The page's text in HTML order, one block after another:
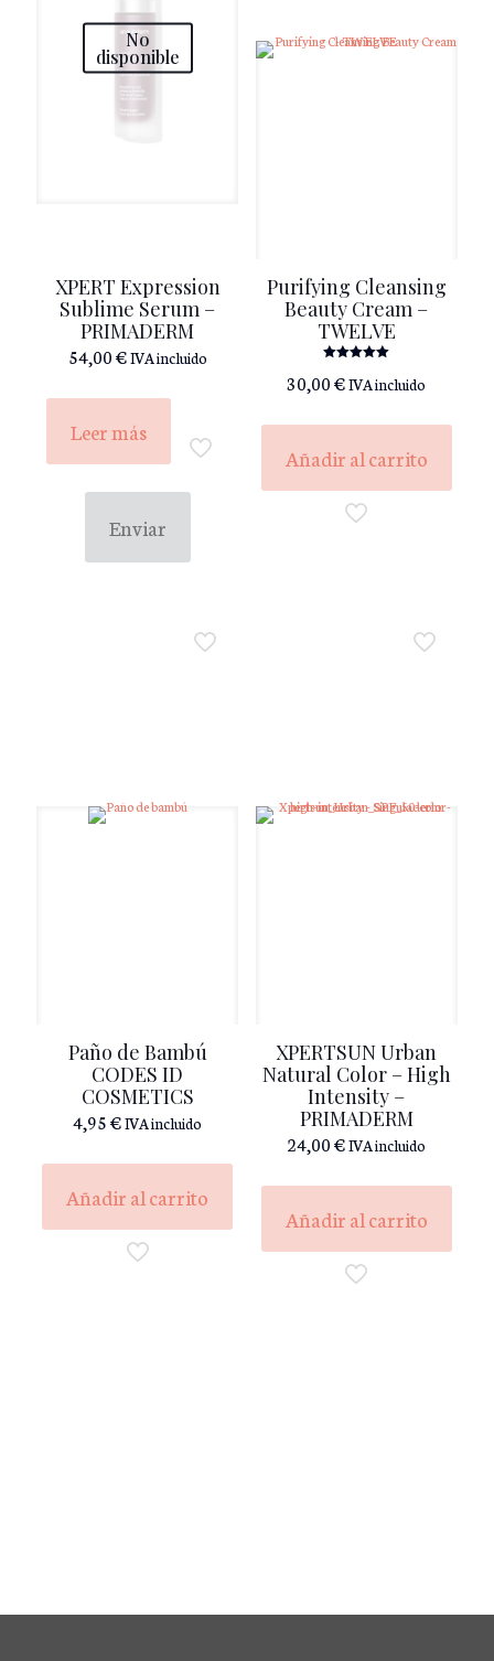
No
disponible
XPERT Expression
Sublime Serum –
PRIMADERM
54,00€IVA incluido
Leer más
Enviar
Purifying Cleansing
Beauty Cream –
TWELVE
con
5.00
30,00€IVA incluido
Añadir al carrito
Paño de Bambú
CODES ID
COSMETICS
4,95€IVA incluido
Añadir al carrito
XPERTSUN Urban
Natural Color – High
Intensity –
PRIMADERM
24,00€IVA incluido
Añadir al carrito